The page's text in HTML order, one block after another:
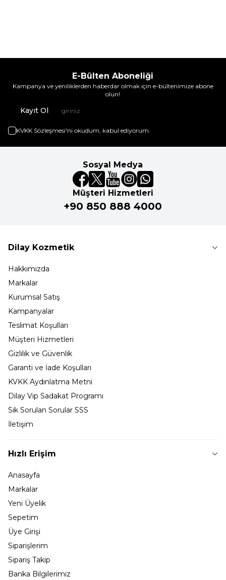
E-Bülten Aboneliği
Kampanya ve yeniliklerden haberdar olmak için e-bültenimize abone
olun!
Kayıt Ol
KVKK Sözleşmesi'ni okudum, kabul ediyorum.
Sosyal Medya
Müşteri Hizmetleri
+90 850 888 4000
Dilay Kozmetik
Hakkımızda
Markalar
Kurumsal Satış
Kampanyalar
Teslimat Koşulları
Müşteri Hizmetleri
Gizlilik ve Güvenlik
Garanti ve İade Koşulları
KVKK Aydınlatma Metni
Dilay Vip Sadakat Programı
Sık Sorulan Sorular SSS
İletişim
Hızlı Erişim
Anasayfa
Markalar
Yeni Üyelik
Sepetim
Üye Girişi
Siparişlerim
Sipariş Takip
Banka Bilgilerimiz